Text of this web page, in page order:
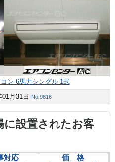
ン 6馬力シングル 1式
月31日
No.9816
に設置されたお客
対応 価 格